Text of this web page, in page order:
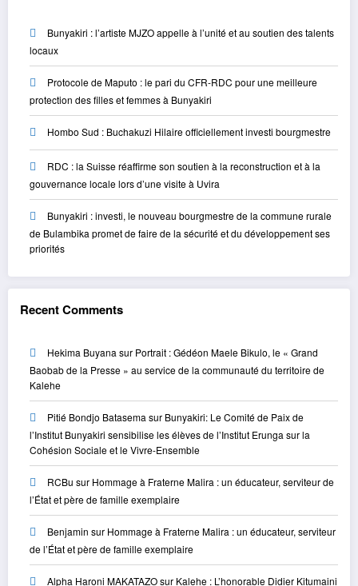
Bunyakiri : l’artiste MJZO appelle à l’unité et au soutien des talents
locaux
Protocole de Maputo : le pari du CFR-RDC pour une meilleure
protection des filles et femmes à Bunyakiri
Hombo Sud : Buchakuzi Hilaire officiellement investi bourgmestre
RDC : la Suisse réaffirme son soutien à la reconstruction et à la
gouvernance locale lors d’une visite à Uvira
Bunyakiri : investi, le nouveau bourgmestre de la commune rurale
de Bulambika promet de faire de la sécurité et du développement ses
priorités
Recent Comments
Hekima Buyana sur Portrait : Gédéon Maele Bikulo, le « Grand
Baobab de la Presse » au service de la communauté du territoire de
Kalehe
Pitié Bondjo Batasema sur Bunyakiri: Le Comité de Paix de
l’Institut Bunyakiri sensibilise les élèves de l’Institut Erunga sur la
Cohésion Sociale et le Vivre-Ensemble
RCBu sur Hommage à Fraterne Malira : un éducateur, serviteur de
l’État et père de famille exemplaire
Benjamin sur Hommage à Fraterne Malira : un éducateur, serviteur
de l’État et père de famille exemplaire
Alpha Haroni MAKATAZOsur Kalehe : L’honorable Didier Kitumaini